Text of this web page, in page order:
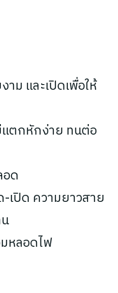
ม และเปิดเพื่อให้
ตกหักง่าย ทนต่อ
อด
ปิด ความยาวสาย
หลอดไฟ